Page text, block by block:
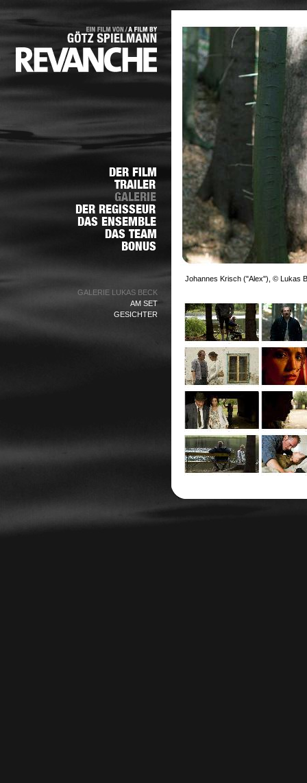
GALERIE LUKAS BECK
AM SET
GESICHTER
Johannes Krisch ("Alex"), © Lukas